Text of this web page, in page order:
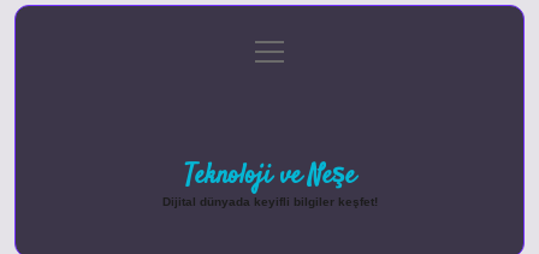
Gizlilik Politikası
menüyü
aç
Teknoloji ve Neşe
Dijital dünyada keyifli bilgiler keşfet!